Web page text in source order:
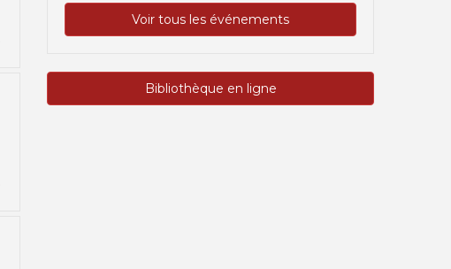
Voir tous les événements
Bibliothèque en ligne